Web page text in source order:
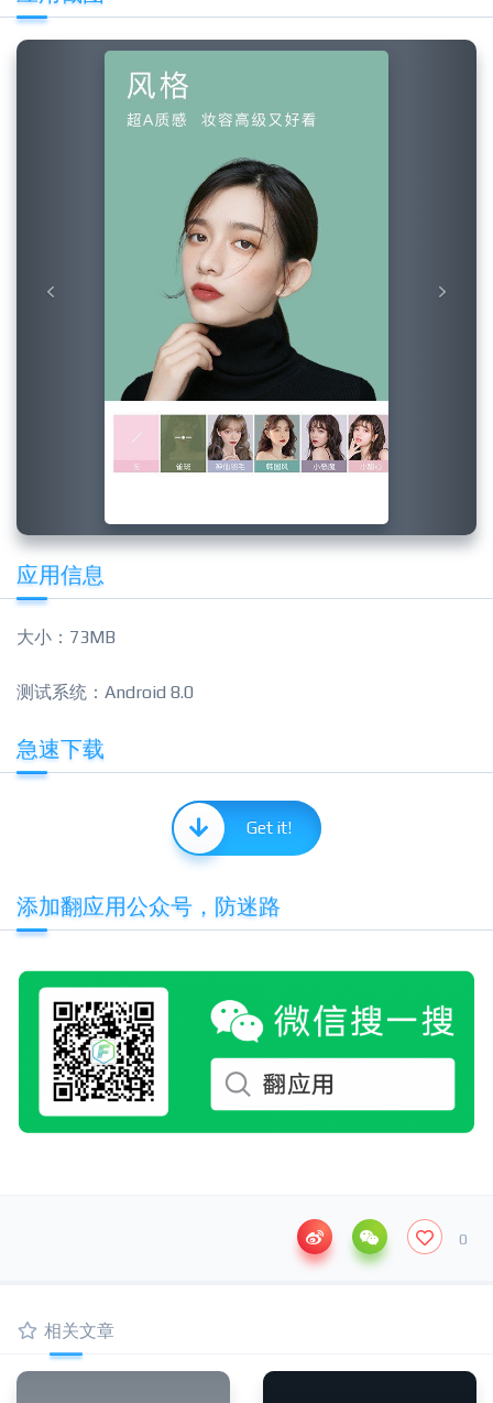
Previous Next
应用信息
大小：73MB
测试系统：Android 8.0
急速下载
Get it!
添加翻应用公众号，防迷路
0
相关文章